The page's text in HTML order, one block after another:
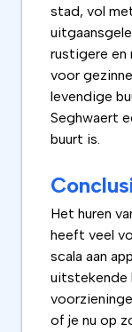
stad, vol
rustigere en
voor
levendige
Seghwaert
buurt is.
Het huren
heeft veel
scala aan
uitstekende
of je nu op